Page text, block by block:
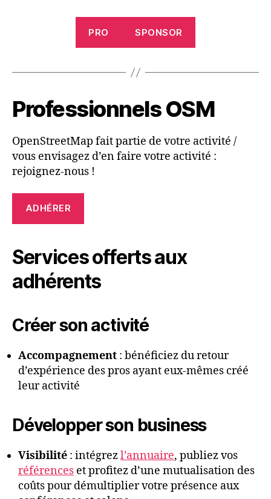
PRO SPONSOR
Professionnels OSM
OpenStreetMap fait partie de votre activité /
vous envisagez d’en faire votre activité :
rejoignez-nous !
ADHÉRER
Services offerts aux
adhérents
Créer son activité
Accompagnement : bénéficiez du retour
d’expérience des pros ayant eux-mêmes créé
leur activité
Développer son business
Visibilité : intégrezl’annuaire, publiez vos
références et profitez d’une mutualisation des
coûts pour démultiplier votre présence aux